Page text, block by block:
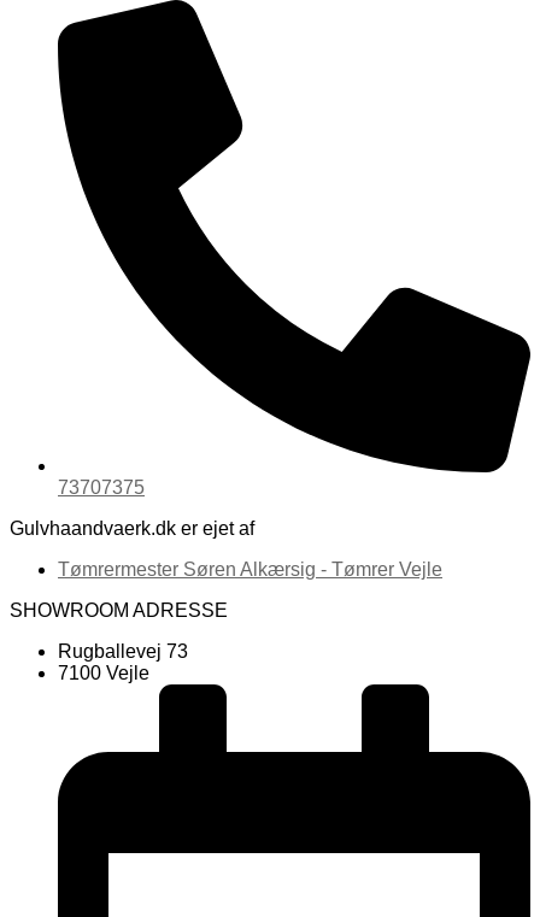
73707375
Gulvhaandvaerk.dk er ejet af
Tømrermester Søren Alkærsig - Tømrer Vejle
SHOWROOM ADRESSE
Rugballevej 73
7100 Vejle